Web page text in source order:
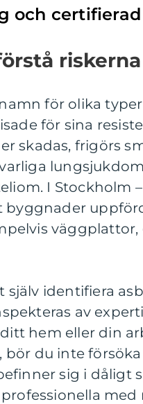
och
för olika
för sina
skadas, frigörs
I Stockholm
byggnader
identifiera
av
hem eller din
du inte
sig i dåligt